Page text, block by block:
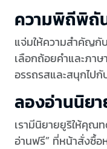
ความพิถีพิถั
แจ่มให้ความสำคัญกั
เลือกถ้อยคำและภา
อรรถรสและสนุกไปกั
ลองอ่านนิย
เรามีนิยายยูริให้คุณ
อ่านฟรี” ที่หน้าสั่งซื้อ